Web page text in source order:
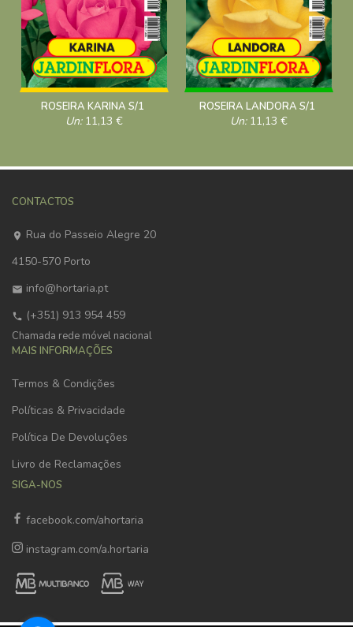
ROSEIRA KARINA S/1
Un: 11,13 €
ROSEIRA LANDORA S/1
Un: 11,13 €
CONTACTOS
Rua do Passeio Alegre 20
4150-570 Porto
info@hortaria.pt
(+351) 913 954 459
Chamada rede móvel nacional
MAIS INFORMAÇÕES
Termos & Condições
Políticas & Privacidade
Política De Devoluções
Livro de Reclamações
SIGA-NOS
facebook.com/ahortaria
instagram.com/a.hortaria